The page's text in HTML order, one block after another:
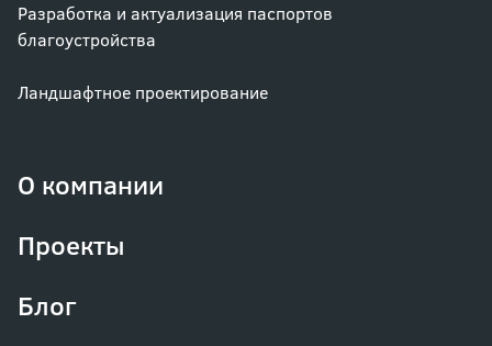
Разработка и актуализация паспортов
благоустройства
Ландшафтное проектирование
О компании
Проекты
Блог